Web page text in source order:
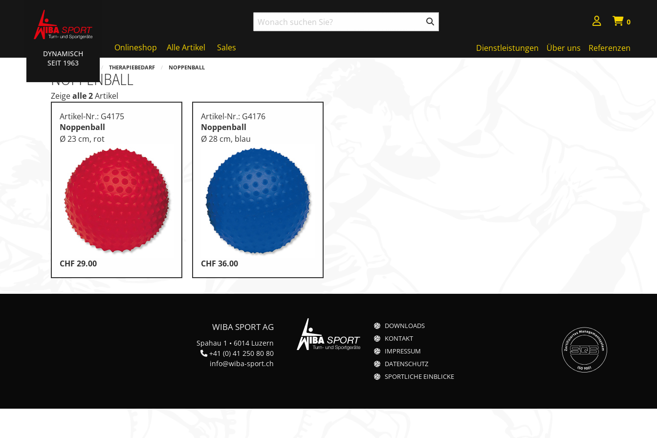
DYNAMISCH
SEIT 1963
0
Onlineshop Alle Artikel
Sales
Badminton, Faustball
Basketball Systeme
Bälle, Ballzubehör
Cube Sports
Fitness, Funktional Training
Fussball-, Handballtore
Hockey, Base-, Tchouk-, Funball
Kampfsport
Klettern
Leichtathletik
Objekteinrichtungen
Training, Vereinsbedarf
Turnen, Gymnastik, Ballett
Dienstleistungen Über uns Referenzen
HOME THERAPIEBEDARF NOPPENBALL
NOPPENBALL
Zeigealle 2Artikel
Artikel-Nr.: G4175
Noppenball
Ø 23 cm, rot
CHF 29.00
Artikel-Nr.: G4176
Noppenball
Ø 28 cm, blau
CHF 36.00
WIBA SPORT AG
Spahau 1 • 6014 Luzern
+41 (0) 41 250 80 80
info@wiba-sport.ch
DOWNLOADS
KONTAKT
IMPRESSUM
DATENSCHUTZ
SPORTLICHE EINBLICKE